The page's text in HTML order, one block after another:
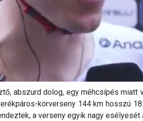
abszurd dolog, egy méhcsípés
körverseny 144 km hosszú
a verseny egyik nagy